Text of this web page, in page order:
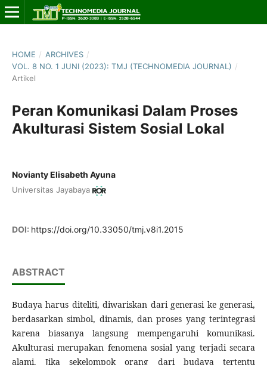
HOME / ARCHIVES /
VOL. 8 NO. 1 JUNI (2023): TMJ (TECHNOMEDIA JOURNAL) /
Artikel
Peran Komunikasi Dalam Proses
Akulturasi Sistem Sosial Lokal
Novianty Elisabeth Ayuna
Universitas Jayabaya
DOI: https://doi.org/10.33050/tmj.v8i1.2015
ABSTRACT
Budaya harus diteliti, diwariskan dari generasi ke generasi,
berdasarkan simbol, dinamis, dan proses yang terintegrasi
karena biasanya langsung mempengaruhi komunikasi.
Akulturasi merupakan fenomena sosial yang terjadi secara
alami. Jika sekelompok orang dari budaya tertentu